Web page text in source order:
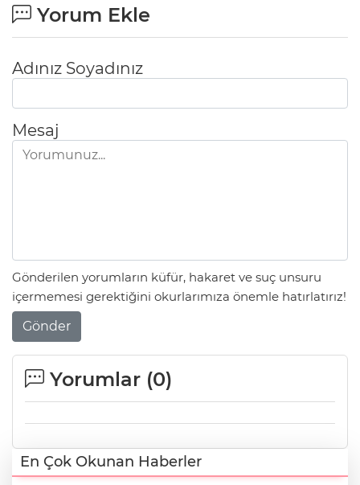
Yorum Ekle
Adınız Soyadınız
Mesaj
Gönderilen yorumların küfür, hakaret ve suç unsuru
içermemesi gerektiğini okurlarımıza önemle hatırlatırız!
Gönder
Yorumlar (0)
En Çok Okunan Haberler